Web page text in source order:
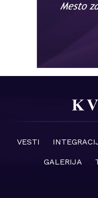
VESTI
GALERIJA